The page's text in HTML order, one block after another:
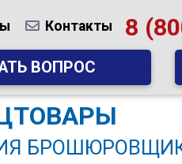
Контакты 8
ВОПРОС